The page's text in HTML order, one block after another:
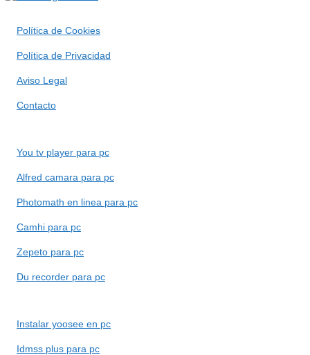
Política de Cookies
Política de Privacidad
Aviso Legal
Contacto
You tv player para pc
Alfred camara para pc
Photomath en linea para pc
Camhi para pc
Zepeto para pc
Du recorder para pc
Instalar yoosee en pc
Idmss plus para pc